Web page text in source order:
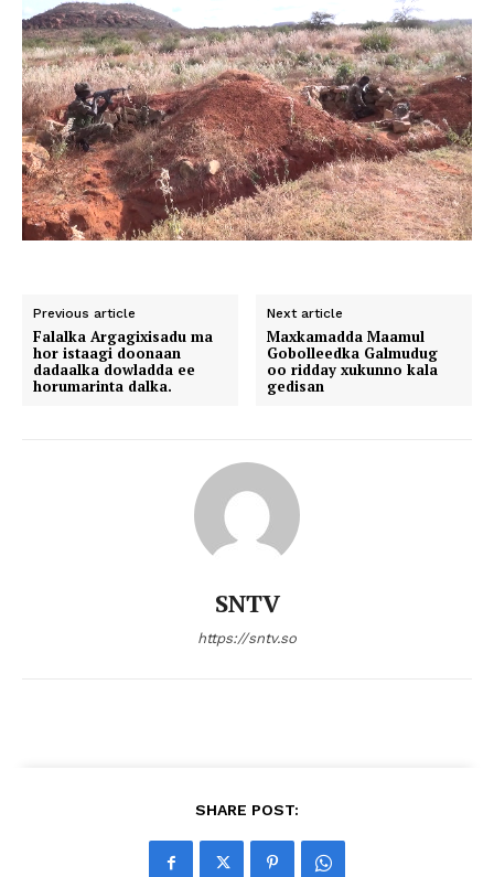
Previous article
Falalka Argagixisadu ma
hor istaagi doonaan
dadaalka dowladda ee
horumarinta dalka.
Next article
Maxkamadda Maamul
Gobolleedka Galmudug
oo ridday xukunno kala
gedisan
SNTV
https://sntv.so
SHARE POST: